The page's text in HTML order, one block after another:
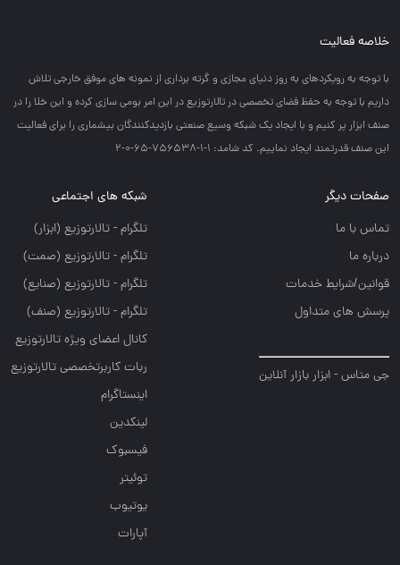
خلاصه فعالیت
با توجه به رويكردهاي به روز دنياي مجازي و گرته برداري از نمونه هاي موفق خارجي تلاش
داريم با توجه به حفظ فضاي تخصصي در تالارتوزيع در اين امر بومي سازي كرده و اين خلا را در
صنف ابزار پر كنيم و با ايجاد يك شبكه وسيع صنعتي بازديدكنندگان بيشماري را براي فعاليت
اين صنف قدرتمند ايجاد نماييم. کد شامد: 1-1-756538-65-0-2
صفحات دیگر
تماس با ما
درباره ما
قوانین/شرایط خدمات
پرسش های متداول
جی متاس - ابزار بازار آنلاین
شبکه های اجتماعی
تلگرام - تالارتوزيع (ابزار)
تلگرام - تالارتوزيع (صمت)
تلگرام - تالارتوزيع (صنايع)
تلگرام - تالارتوزیع (صنف)
کانال اعضای ویژه تالارتوزیع
ربات کاربرتخصصی تالارتوزیع
اینستاگرام
لینکدین
فیسبوک
توئیتر
یوتیوب
آپارات